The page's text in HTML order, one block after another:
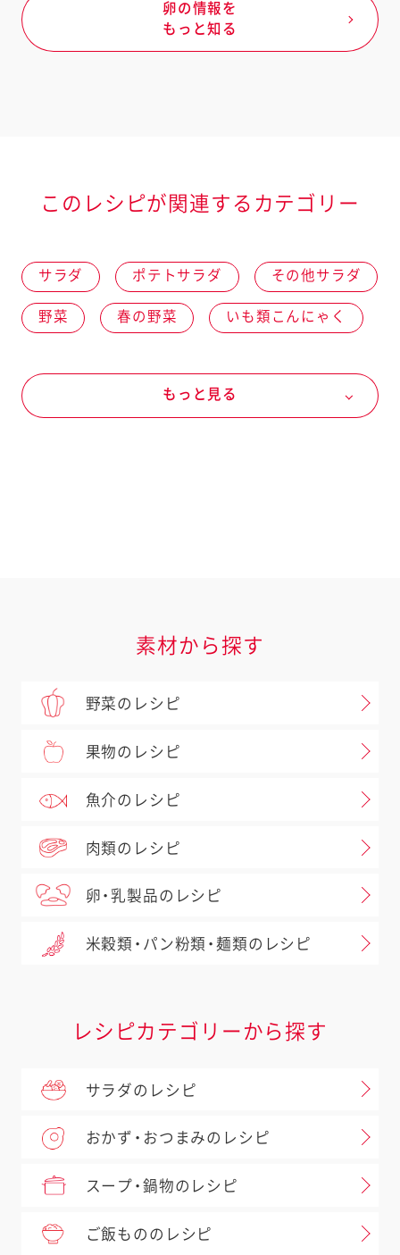
卵の情報を
もっと知る
このレシピが関連するカテゴリー
サラダ ポテトサラダ その他サラダ
野菜 春の野菜 いも類こんにゃく
卵・乳製品
もっと見る
素材から探す
野菜のレシピ
果物のレシピ
魚介のレシピ
肉類のレシピ
卵・乳製品のレシピ
米穀類・パン粉類・麺類のレシピ
レシピカテゴリーから探す
サラダのレシピ
おかず・おつまみのレシピ
スープ・鍋物のレシピ
ご飯もののレシピ